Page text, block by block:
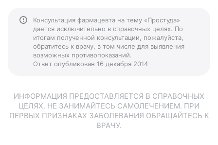
Консультация фармацевта на тему «Простуда»
дается исключительно в справочных целях. По
итогам полученной консультации, пожалуйста,
обратитесь к врачу, в том числе для выявления
возможных противопоказаний.
Ответ опубликован 16 декабря 2014
ИНФОРМАЦИЯ ПРЕДОСТАВЛЯЕТСЯ В СПРАВОЧНЫХ
ЦЕЛЯХ. НЕ ЗАНИМАЙТЕСЬ САМОЛЕЧЕНИЕМ. ПРИ
ПЕРВЫХ ПРИЗНАКАХ ЗАБОЛЕВАНИЯ ОБРАЩАЙТЕСЬ К
ВРАЧУ.